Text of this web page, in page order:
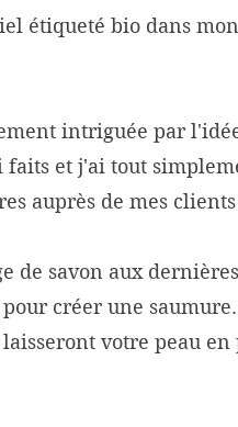
étiqueté bio dans
intriguée par
faits et j'ai tout
auprès de mes
de savon aux
créer une saumure.
votre peau